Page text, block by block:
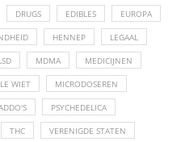
DRUGS EDIBLES EUROPA
HENNEP LEGAAL
MDMA MEDICIJNEN
WIET MICRODOSEREN
PSYCHEDELICA
THC VERENIGDE STATEN